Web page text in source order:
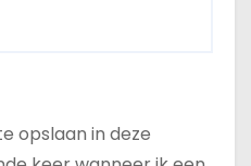
opslaan in deze